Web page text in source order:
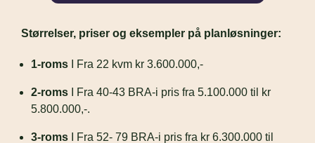
Størrelser, priser og eksempler på planløsninger:
1-roms I Fra 22 kvm kr 3.600.000,-
2-roms I Fra 40-43 BRA-i pris fra 5.100.000 til kr
5.800.000,-.
3-roms I Fra 52- 79 BRA-i pris fra kr 6.300.000 til